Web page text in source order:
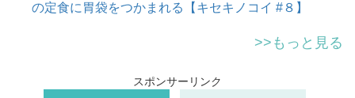
の定食に胃袋をつかまれる【キセキノコイ #８】
>>もっと見る
スポンサーリンク